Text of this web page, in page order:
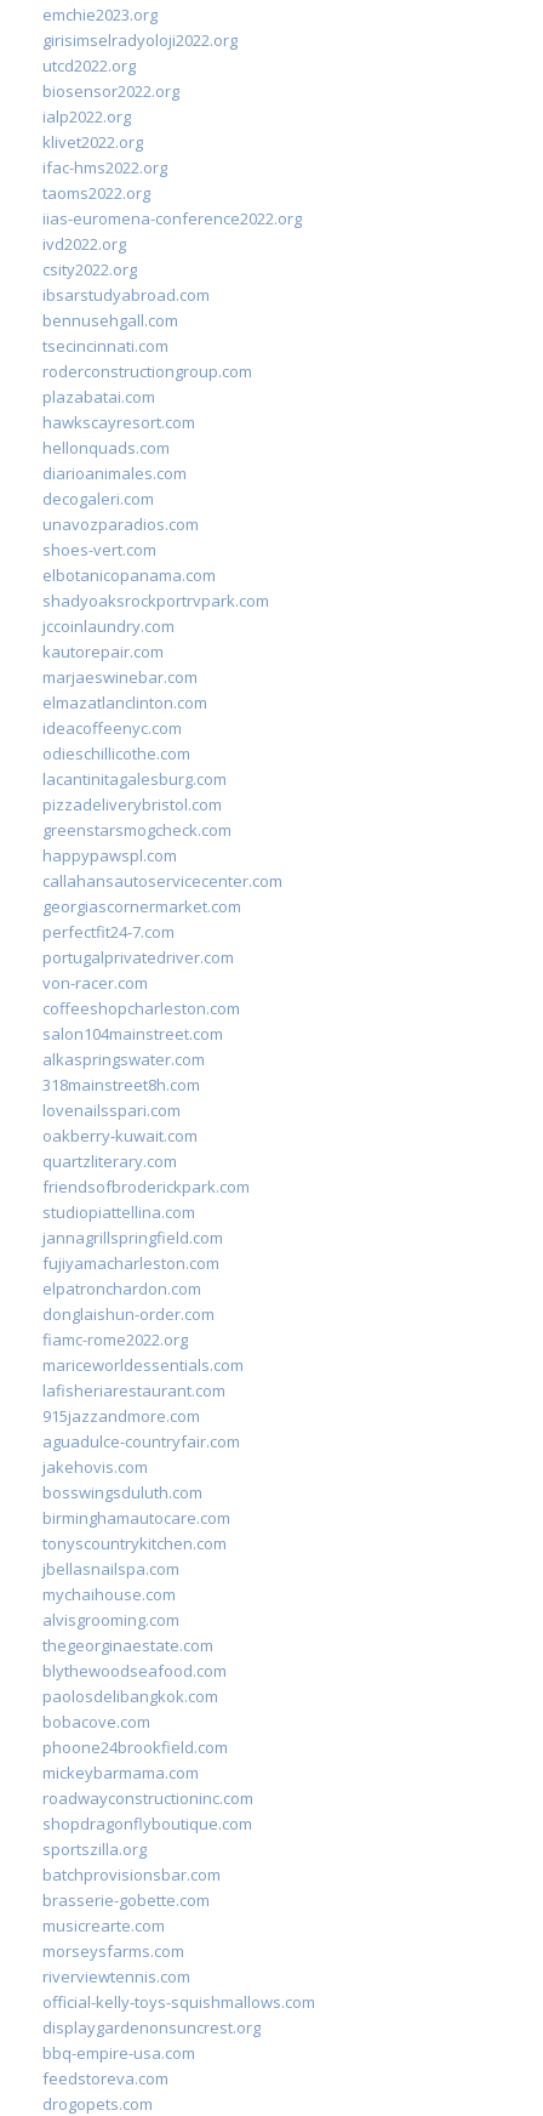
emchie2023.org
girisimselradyoloji2022.org
utcd2022.org
biosensor2022.org
ialp2022.org
klivet2022.org
ifac-hms2022.org
taoms2022.org
iias-euromena-conference2022.org
ivd2022.org
csity2022.org
ibsarstudyabroad.com
bennusehgall.com
tsecincinnati.com
roderconstructiongroup.com
plazabatai.com
hawkscayresort.com
hellonquads.com
diarioanimales.com
decogaleri.com
unavozparadios.com
shoes-vert.com
elbotanicopanama.com
shadyoaksrockportrvpark.com
jccoinlaundry.com
kautorepair.com
marjaeswinebar.com
elmazatlanclinton.com
ideacoffeenyc.com
odieschillicothe.com
lacantinitagalesburg.com
pizzadeliverybristol.com
greenstarsmogcheck.com
happypawspl.com
callahansautoservicecenter.com
georgiascornermarket.com
perfectfit24-7.com
portugalprivatedriver.com
von-racer.com
coffeeshopcharleston.com
salon104mainstreet.com
alkaspringswater.com
318mainstreet8h.com
lovenailsspari.com
oakberry-kuwait.com
quartzliterary.com
friendsofbroderickpark.com
studiopiattellina.com
jannagrillspringfield.com
fujiyamacharleston.com
elpatronchardon.com
donglaishun-order.com
fiamc-rome2022.org
mariceworldessentials.com
lafisheriarestaurant.com
915jazzandmore.com
aguadulce-countryfair.com
jakehovis.com
bosswingsduluth.com
birminghamautocare.com
tonyscountrykitchen.com
jbellasnailspa.com
mychaihouse.com
alvisgrooming.com
thegeorginaestate.com
blythewoodseafood.com
paolosdelibangkok.com
bobacove.com
phoone24brookfield.com
mickeybarmama.com
roadwayconstructioninc.com
shopdragonflyboutique.com
sportszilla.org
batchprovisionsbar.com
brasserie-gobette.com
musicrearte.com
morseysfarms.com
riverviewtennis.com
official-kelly-toys-squishmallows.com
displaygardenonsuncrest.org
bbq-empire-usa.com
feedstoreva.com
drogopets.com